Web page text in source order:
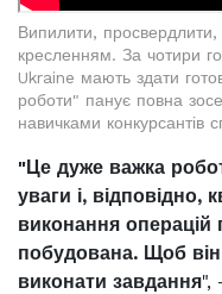
Випилити, просвердлити,
кресленням. За чотири
Ukraine мають здати
роботи" панує повна
навичками конкурсантів
"Це дуже важка
уваги і, відповідно,
виконання
побудована. Щоб він
виконати завдання",